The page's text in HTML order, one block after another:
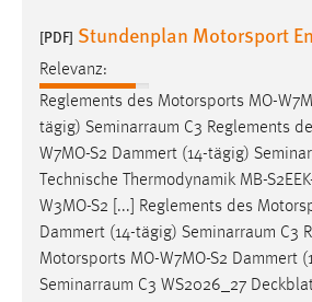
[PDF] Stundenplan Motorsport
Relevanz:
Reglements des Motorsports MO-
tägig) Seminarraum C3 Reglements
W7MO-S2 Dammert (14-tägig)
Technische Thermodynamik MB-
W3MO-S2 [...] Reglements des
Dammert (14-tägig) Seminarraum C3
Motorsports MO-W7MO-S2 Dammert
Seminarraum C3 WS2026_27